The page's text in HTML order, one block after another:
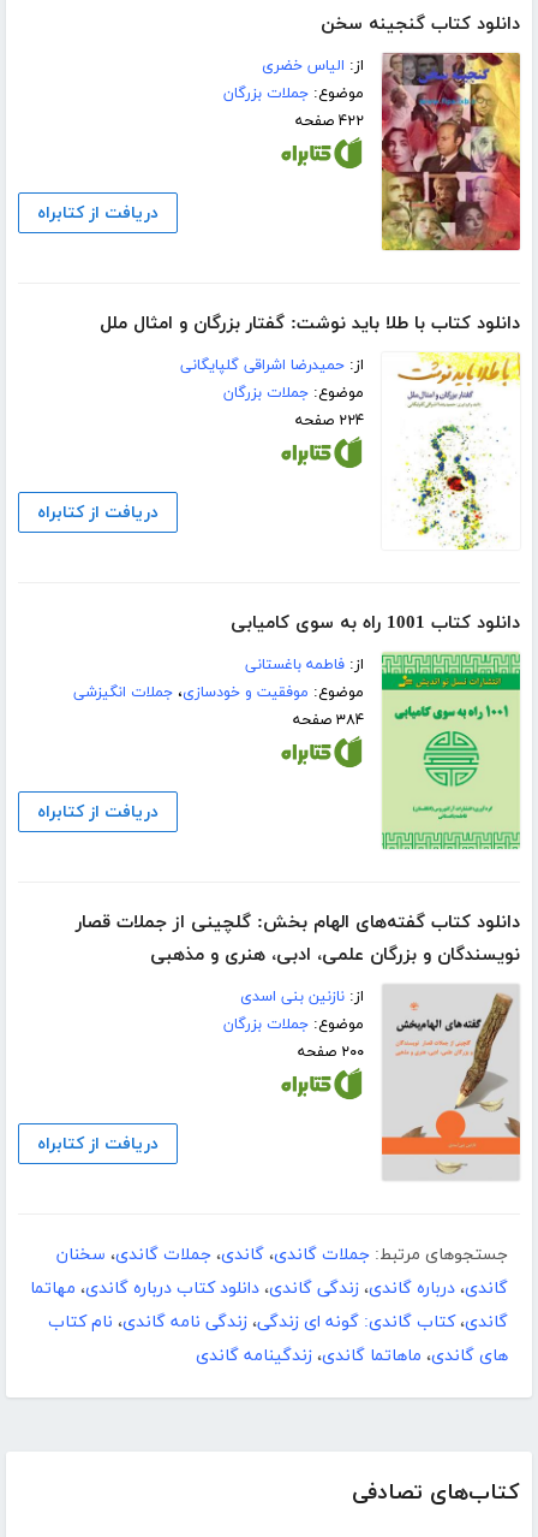
کتاب‌های تصادفی
دانلود کتاب گنجینه سخن
از: الیاس خضری
موضوع:جملات بزرگان
۴۲۲ صفحه
دریافت از کتابراه
دانلود کتاب با طلا باید نوشت: گفتار بزرگان و امثال ملل
از:حمیدرضا اشراقی گلپایگانی
موضوع:جملات بزرگان
۲۲۴ صفحه
دریافت از کتابراه
دانلود کتاب 1001 راه به سوی کامیابی
از:فاطمه باغستانی
موضوع: موفقیت و خودسازی،جملات انگیزشی
۳۸۴ صفحه
دریافت از کتابراه
دانلود کتاب گفته‌های الهام بخش: گلچینی از جملات قصار
نویسندگان و بزرگان علمی، ادبی، هنری و مذهبی
از:نازنین بنی اسدی
موضوع:جملات بزرگان
۲۰۰ صفحه
دریافت از کتابراه
جستجوهای مرتبط: جملات گاندی، گاندی، جملات گاندی، سخنان
گاندی، درباره گاندی، زندگی گاندی، دانلود کتاب درباره گاندی، مهاتما
گاندی،کتاب گاندی: گونه ای زندگی، زندگی نامه گاندی، نام کتاب
های گاندی، ماهاتما گاندی، زندگینامه گاندی